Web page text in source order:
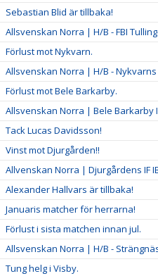
Sebastian Blid är tillbaka!
Allsvenskan Norra | H/B - FBI
Förlust mot Nykvarn.
Allsvenskan Norra | H/B - Nykvarns
Förlust mot Bele Barkarby.
Allsvenskan Norra | Bele Barkarby
Tack Lucas Davidsson!
Vinst mot Djurgården!!
Allvenskan Norra | Djurgårdens IF
Alexander Hallvars är tillbaka!
Januaris matcher för herrarna!
Förlust i sista matchen innan jul.
Allsvenskan Norra | H/B -
Tung helg i Visby.